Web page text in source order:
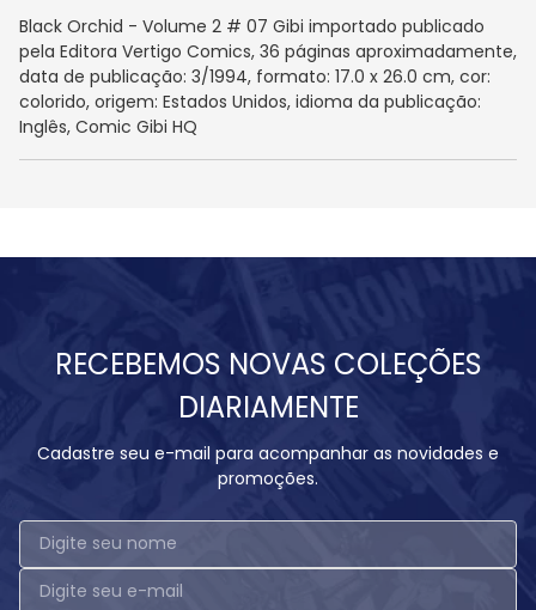
Black Orchid - Volume 2 # 07 Gibi importado publicado
pela Editora Vertigo Comics, 36 páginas aproximadamente,
data de publicação: 3/1994, formato: 17.0 x 26.0 cm, cor:
colorido, origem: Estados Unidos, idioma da publicação:
Inglês, Comic Gibi HQ
RECEBEMOS NOVAS COLEÇÕES
DIARIAMENTE
Cadastre seu e-mail para acompanhar as novidades e
promoções.